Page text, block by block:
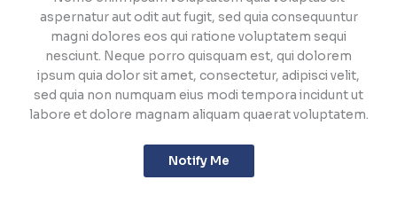
aspernatur aut odit aut fugit, sed quia consequuntur
magni dolores eos qui ratione voluptatem sequi
nesciunt. Neque porro quisquam est, qui dolorem
ipsum quia dolor sit amet, consectetur, adipisci velit,
sed quia non numquam eius modi tempora incidunt ut
labore et dolore magnam aliquam quaerat voluptatem.
Notify Me